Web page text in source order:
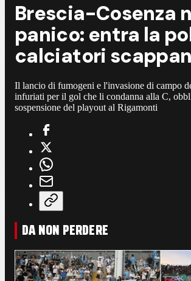
Brescia-Cosenza
panico: entra la
calciatori
Il lancio di fumogeni e l'invasione di campo
infuriati per il gol che li condanna alla C,
sospensione del playout al Rigamonti
DA NON PERDERE